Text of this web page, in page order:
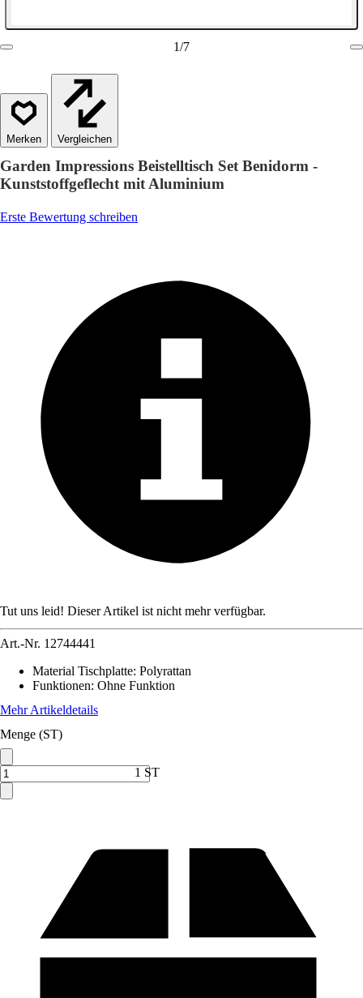
1/7
Vergleichen
Garden Impressions Beistelltisch Set Benidorm -
Kunststoffgeflecht mit Aluminium
Erste Bewertung schreiben
Tut uns leid! Dieser Artikel ist nicht mehr verfügbar.
Art.-Nr. 12744441
Material Tischplatte: Polyrattan
Funktionen: Ohne Funktion
Mehr Artikeldetails
Menge (ST)
1 ST